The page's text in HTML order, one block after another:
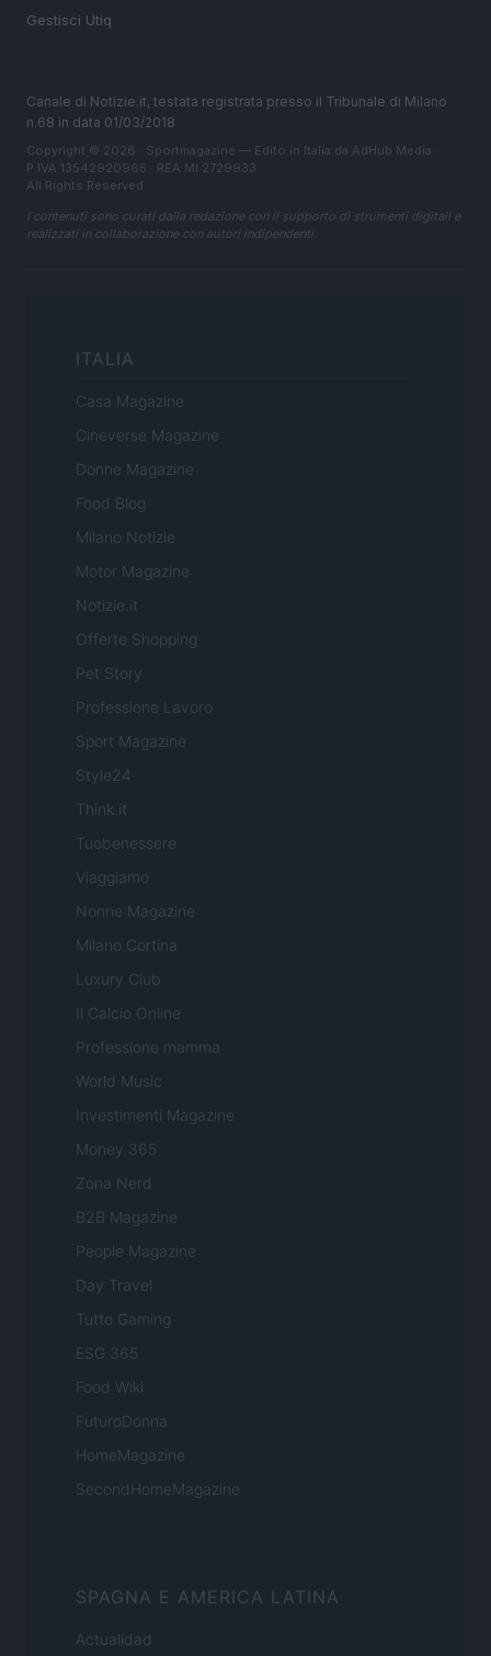
Gestisci Utiq
Canale di Notizie.it, testata registrata presso il Tribunale di Milano
n.68 in data 01/03/2018
Copyright © 2026 · Sportmagazine — Edito in Italia da AdHub Media
P.IVA 13542920965 · REA MI 2729933
All Rights Reserved
I contenuti sono curati dalla redazione con il supporto di strumenti digitali e
realizzati in collaborazione con autori indipendenti.
ITALIA
Casa Magazine
Cineverse Magazine
Donne Magazine
Food Blog
Milano Notizie
Motor Magazine
Notizie.it
Offerte Shopping
Pet Story
Professione Lavoro
Sport Magazine
Style24
Think.it
Tuobenessere
Viaggiamo
Nonne Magazine
Milano Cortina
Luxury Club
Il Calcio Online
Professione mamma
World Music
Investimenti Magazine
Money 365
Zona Nerd
B2B Magazine
People Magazine
Day Travel
Tutto Gaming
ESG 365
Food Wiki
FuturoDonna
HomeMagazine
SecondHomeMagazine
SPAGNA E AMERICA LATINA
Actualidad